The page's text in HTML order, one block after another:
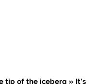
tip of the iceberg » It’s